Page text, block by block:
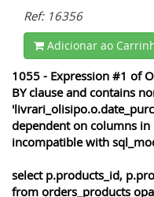
Ref: 16356
Adicionar ao
1055 - Expression #1 of
BY clause and contains
dependent on columns in
incompatible with
select p.products_id,
from orders_products